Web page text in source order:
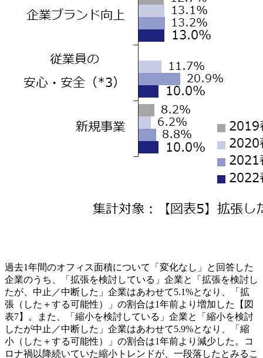
過去1年間のオフィス面積について「変化なし」と回答した
企業のうち、「拡張を検討している」企業と「拡張を検討し
たが、中止／中断した」企業はあわせて5.1%となり、「拡
張（した＋する可能性）」の割合は1年前より増加した【図
表7】。また、「縮小を検討している」企業と「縮小を検討
したが中止／中断した」企業はあわせて5.9%となり、「縮
小（した＋する可能性）」の割合は1年前より減少した。コ
ロナ禍以降続いていた縮小トレンドが、一段落したとみるこ